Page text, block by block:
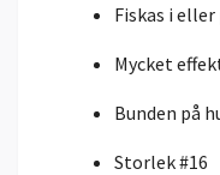
Fiskas i
Mycket
Bunden på
Storlek #16